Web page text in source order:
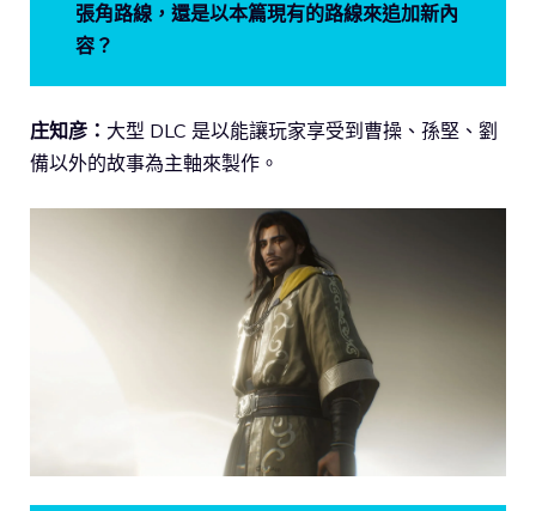
張角路線，還是以本篇現有的路線來追加新內
容？
庄知彦： 大型 DLC 是以能讓玩家享受到曹操、孫堅、劉
備以外的故事為主軸來製作。